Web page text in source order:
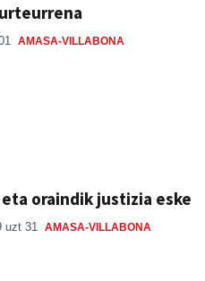
AMASA-VILLABONA
oraindik justizia eske
uzt 31 AMASA-VILLABONA